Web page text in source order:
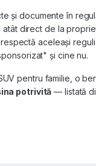
și documente în
atât direct de la
aceleași
și cine nu.
pentru familie, o
potrivită — listată